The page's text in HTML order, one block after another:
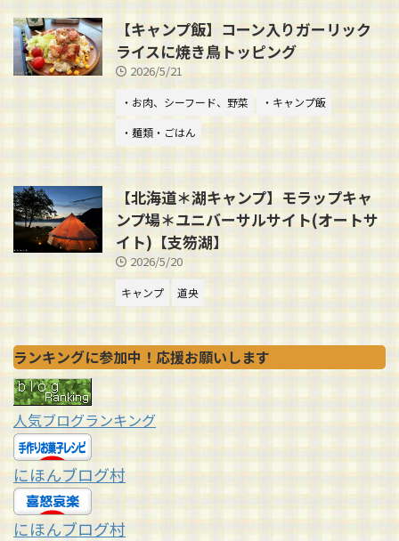
【キャンプ飯】コーン入りガーリック
ライスに焼き鳥トッピング
2026/5/21
・お肉、シーフード、野菜
・キャンプ飯
・麺類・ごはん
【北海道＊湖キャンプ】モラップキャ
ンプ場＊ユニバーサルサイト(オートサ
イト)【支笏湖】
2026/5/20
キャンプ 道央
ランキングに参加中！応援お願いします
人気ブログランキング
にほんブログ村
にほんブログ村